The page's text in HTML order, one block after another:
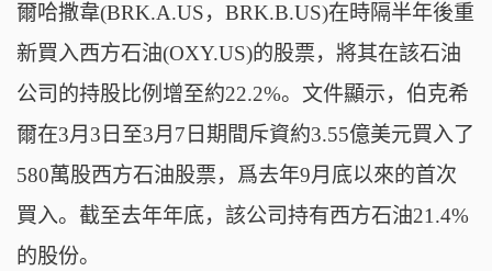
爾哈撒韋(BRK.A.US，BRK.B.US)在時隔半年後重
新買入西方石油(OXY.US)的股票，將其在該石油
公司的持股比例增至約22.2%。文件顯示，伯克希
爾在3月3日至3月7日期間斥資約3.55億美元買入了
580萬股西方石油股票，爲去年9月底以來的首次
買入。截至去年年底，該公司持有西方石油21.4%
的股份。